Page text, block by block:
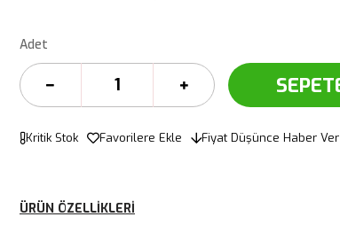
Adet
Kritik Stok Favorilere Ekle Fiyat Düşünce Haber Ver
ÜRÜN ÖZELLIKLERI